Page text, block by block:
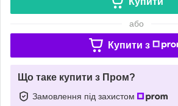
або
Купити з
Що таке купити з Пром?
Замовлення під захистом